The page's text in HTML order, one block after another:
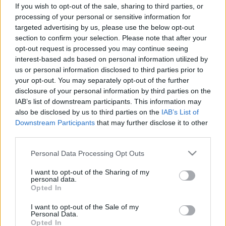
If you wish to opt-out of the sale, sharing to third parties, or
processing of your personal or sensitive information for
targeted advertising by us, please use the below opt-out
section to confirm your selection. Please note that after your
opt-out request is processed you may continue seeing
interest-based ads based on personal information utilized by
us or personal information disclosed to third parties prior to
your opt-out. You may separately opt-out of the further
disclosure of your personal information by third parties on the
IAB’s list of downstream participants. This information may
also be disclosed by us to third parties on the IAB’s List of
Downstream Participants that may further disclose it to other
Please note that this website/app uses one or more Google
not limited to your visit or usage behaviour. You may click to
grant or deny consent to Google and its third-party tags to
use your data for below specified purposes in below Google
consent section.
Personal Data Processing Opt Outs
I want to opt-out of the Sharing of my
personal data.
Opted In
I want to opt-out of the Sale of my
Personal Data.
Opted In